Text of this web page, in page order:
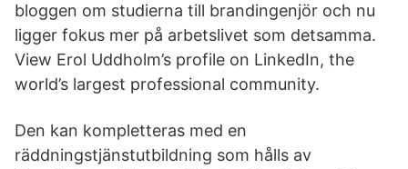
bloggen om studierna till brandingenjör och nu
ligger fokus mer på arbetslivet som detsamma.
View Erol Uddholm’s profile on LinkedIn, the
world’s largest professional community.
Den kan kompletteras med en
räddningstjänstutbildning som hålls av